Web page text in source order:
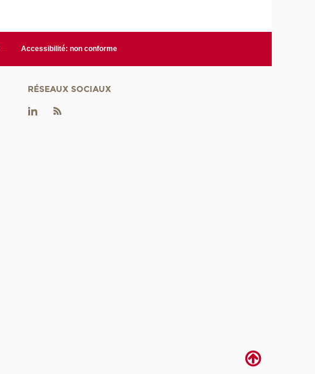
Accessibilité: non conforme
RÉSEAUX SOCIAUX